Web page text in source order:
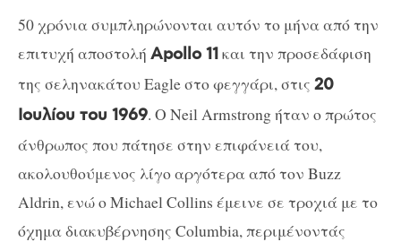
50 χρόνια συμπληρώνονται αυτόν το μήνα από την
επιτυχή αποστολή Apollo 11και την προσεδάφιση
της σεληνακάτου Eagle στο φεγγάρι, στις 20
Ιουλίου του 1969. Ο Neil Armstrong ήταν ο πρώτος
άνθρωπος που πάτησε στην επιφάνειά του,
ακολουθούμενος λίγο αργότερα από τον Buzz
Aldrin, ενώ ο Michael Collins έμεινε σε τροχιά με το
όχημα διακυβέρνησης Columbia, περιμένοντάς